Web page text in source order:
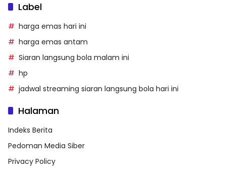
Label
harga emas hari ini
harga emas antam
Siaran langsung bola malam ini
hp
jadwal streaming siaran langsung bola hari ini
Halaman
Indeks Berita
Pedoman Media Siber
Privacy Policy